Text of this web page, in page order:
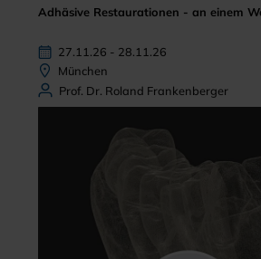
Adhäsive Restaurationen - an einem
27.11.26 - 28.11.26
München
Prof. Dr. Roland Frankenberger